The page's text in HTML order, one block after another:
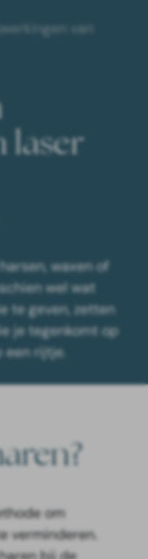
van
laser
waxen of
wel wat
te geven, zetten
je tegenkomt op
een rijtje.
om
verminderen.